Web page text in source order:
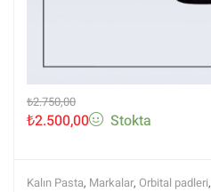
₺2.750,00
₺2.500,00 Stokta
Kalın Pasta, Markalar, Orbital padleri,